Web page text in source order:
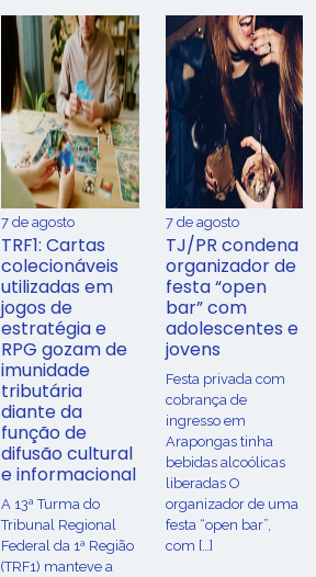
7 de agosto
TRF1: Cartas
colecionáveis
utilizadas em
jogos de
estratégia e
RPG gozam de
imunidade
tributária
diante da
função de
difusão cultural
e informacional
A 13ª Turma do
Tribunal Regional
Federal da 1ª Região
(TRF1) manteve a
7 de agosto
TJ/PR condena
organizador de
festa “open
bar” com
adolescentes e
jovens
Festa privada com
cobrança de
ingresso em
Arapongas tinha
bebidas alcoólicas
liberadas O
organizador de uma
festa “open bar”,
com […]